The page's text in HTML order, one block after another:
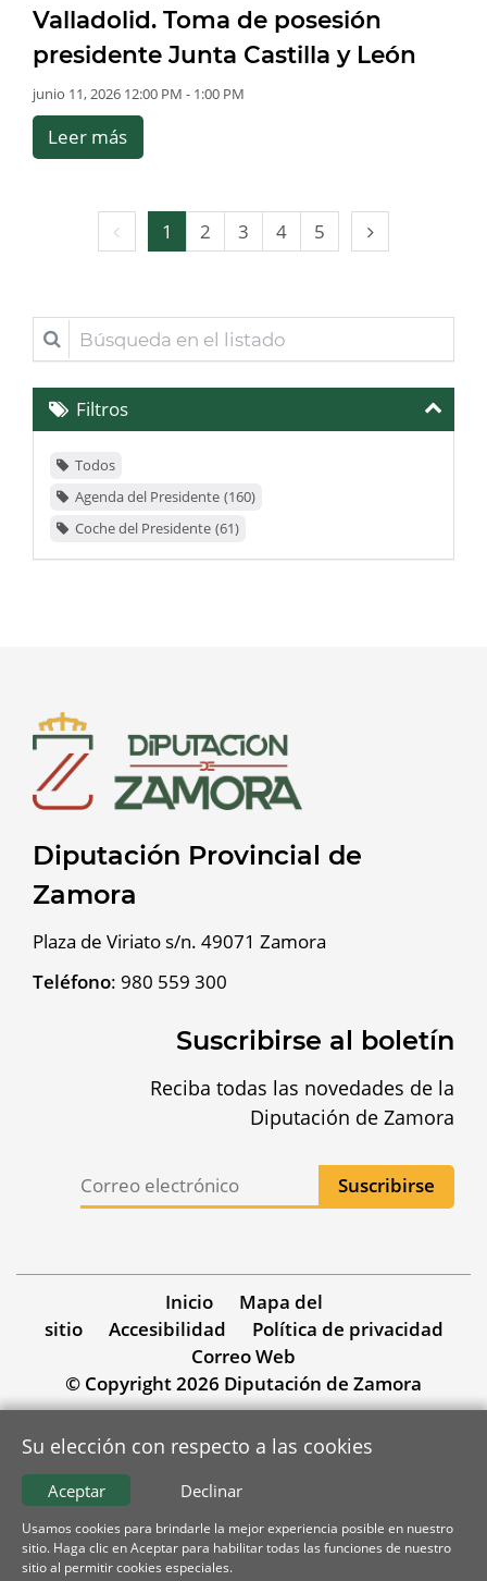
Valladolid. Toma de posesión
presidente Junta Castilla y León
junio 11, 2026 12:00 PM - 1:00 PM
Leer más
Página
anterior
1 2 3 4 5
Página
siguiente
Búsqueda
en
el
listadoFiltros
Todos
Agenda del Presidente 160
Coche del Presidente 61
Diputación Provincial de
Zamora
Plaza de Viriato s/n. 49071 Zamora
Teléfono: 980 559 300
Suscribirse al boletín
Reciba todas las novedades de la
Diputación de Zamora
Inicio
Mapa del
sitio
Accesibilidad
Política de privacidad
Correo Web
© Copyright 2026 Diputación de Zamora
Su elección con respecto a las cookies
Declinar
Aceptar
Usamos cookies para brindarle la mejor experiencia posible en nuestro
sitio. Haga clic en Aceptar para habilitar todas las funciones de nuestro
sitio al permitir cookies especiales.